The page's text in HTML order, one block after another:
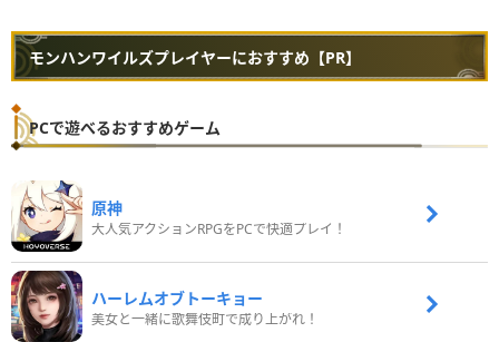
モンハンワイルズプレイヤーにおすすめ【PR】
PCで遊べるおすすめゲーム
原神
大人気アクションRPGをPCで快適プレイ！
ハーレムオブトーキョー
美女と一緒に歌舞伎町で成り上がれ！